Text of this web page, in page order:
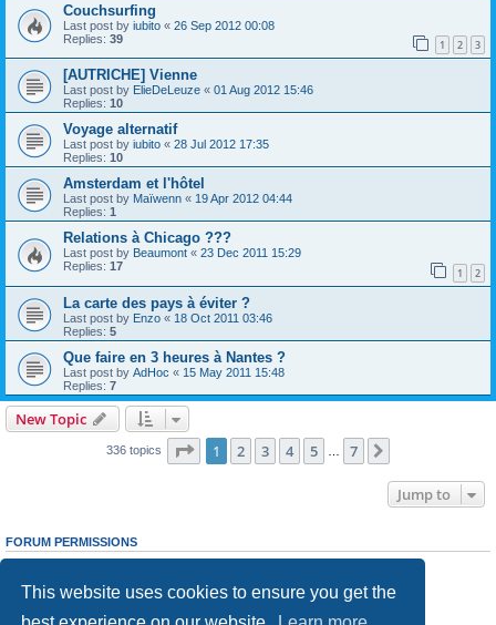
This website uses cookies to ensure you get the
Couchsurfing
Last post by iubito « 26 Sep 2012 00:08
Replies: 39 1 2 3
[AUTRICHE] Vienne
Last post by ElieDeLeuze « 01 Aug 2012 15:46
Replies: 10
Voyage alternatif
Last post by iubito « 28 Jul 2012 17:35
Replies: 10
Amsterdam et l'hôtel
Last post by Maïwenn « 19 Apr 2012 04:44
Replies: 1
Relations à Chicago ???
Last post by Beaumont « 23 Dec 2011 15:29
Replies: 17 1 2
La carte des pays à éviter ?
Last post by Enzo « 18 Oct 2011 03:46
Replies: 5
Que faire en 3 heures à Nantes ?
Last post by AdHoc « 15 May 2011 15:48
Replies: 7
New Topic
336 topics Page 1of 7
1 2 3 4 5 7
Jump to
FORUM PERMISSIONS
Youcannotpost new topics in this forum
cannotedit your posts in this forum